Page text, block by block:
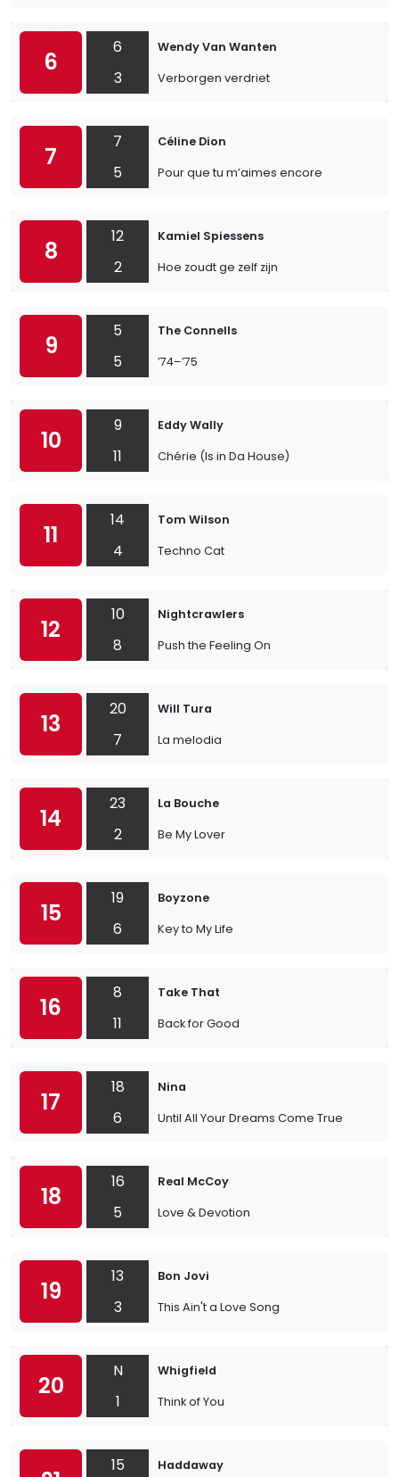
6
6
3
Wendy Van Wanten
Verborgen verdriet
7
7
5
Céline Dion
Pour que tu m’aimes encore
8
12
2
Kamiel Spiessens
Hoe zoudt ge zelf zijn
9
5
5
The Connells
’74–’75
10
9
11
Eddy Wally
Chérie (Is in Da House)
11
14
4
Tom Wilson
Techno Cat
12
10
8
Nightcrawlers
Push the Feeling On
13
20
7
Will Tura
La melodia
14
23
2
La Bouche
Be My Lover
15
19
6
Boyzone
Key to My Life
16
8
11
Take That
Back for Good
17
18
6
Nina
Until All Your Dreams Come True
18
16
5
Real McCoy
Love & Devotion
19
13
3
Bon Jovi
This Ain't a Love Song
20
N
1
Whigfield
Think of You
15
Haddaway